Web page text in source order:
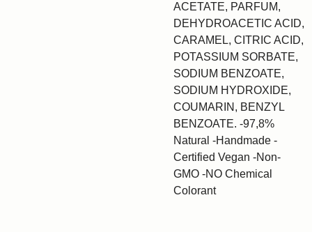
ACETATE, PARFUM,
DEHYDROACETIC ACID,
CARAMEL, CITRIC ACID,
POTASSIUM SORBATE,
SODIUM BENZOATE,
SODIUM HYDROXIDE,
COUMARIN, BENZYL
BENZOATE. -97,8%
Natural -Handmade -
Certified Vegan -Non-
GMO -NO Chemical
Colorant